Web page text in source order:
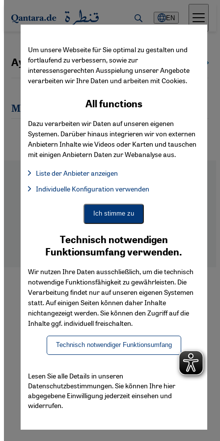
Direkt zum Inhalt springen
EN
Ayşe Tekin
Most recent articles by Ayşe Tekin
FooterAbout Us
Imprint
Privacy Policy
Declaration of Accessibility
Um unsere Webseite für Sie optimal zu gestalten und
fortlaufend zu verbessern, sowie zur
interessensgerechten Ausspielung unserer Angebote
verarbeiten wir Ihre Daten und arbeiten mit Cookies.
Technisch notwendigen
Funktionsumfang verwenden.
Wir nutzen Ihre Daten ausschließlich, um die technisch
notwendige Funktionsfähigkeit zu gewährleisten. Die
Verarbeitung findet nur auf unseren eigenen Systemen
statt. Auf einigen Seiten können daher Inhalte
nichtangezeigt werden. Sie können den Zugriff auf die
Inhalte ggf. individuell freischalten.
Technisch notwendiger Funktionsumfang
All functions
Dazu verarbeiten wir Daten auf unseren eigenen
Systemen. Darüber hinaus integrieren wir von externen
Anbietern Inhalte wie Videos oder Karten und tauschen
mit einigen Anbietern Daten zur Webanalyse aus.
Liste der Anbieter anzeigen
Facebook Embed / Facebook Connect, Google Maps Embed,
Facebook Embed / Facebook Connect
Google Maps Embed
Individuelle Konfiguration verwenden
Ich stimme zu
Lesen Sie alle Details in unseren
Datenschutzbestimmungen. Sie können Ihre hier
abgegebene Einwilligung jederzeit einsehen und
widerrufen.